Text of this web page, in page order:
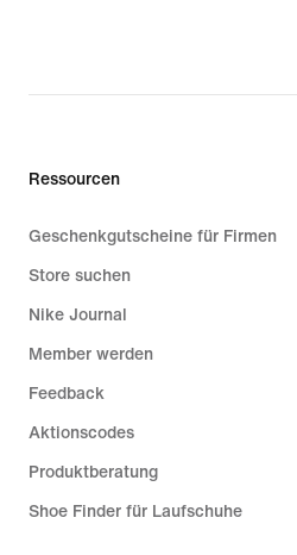
Ressourcen
Geschenkgutscheine für Firmen
Store suchen
Nike Journal
Member werden
Feedback
Aktionscodes
Produktberatung
Shoe Finder für Laufschuhe